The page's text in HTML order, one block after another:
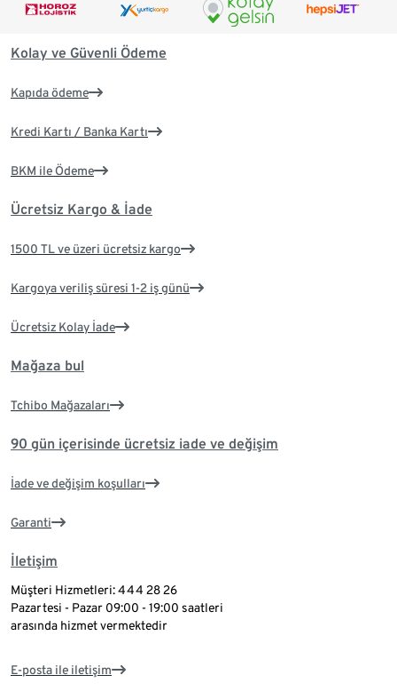
Kolay ve Güvenli Ödeme
Kapıda ödeme
Kredi Kartı / Banka Kartı
BKM ile Ödeme
Ücretsiz Kargo & İade
1500 TL ve üzeri ücretsiz kargo
Kargoya veriliş süresi 1-2 iş günü
Ücretsiz Kolay İade
Mağaza bul
Tchibo Mağazaları
90 gün içerisinde ücretsiz iade ve değişim
İade ve değişim koşulları
Garanti
İletişim
Müşteri Hizmetleri: 444 28 26
Pazartesi - Pazar 09:00 - 19:00 saatleri
arasında hizmet vermektedir
E-posta ile iletişim